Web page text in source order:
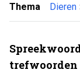
Thema Dieren
trefwoorden